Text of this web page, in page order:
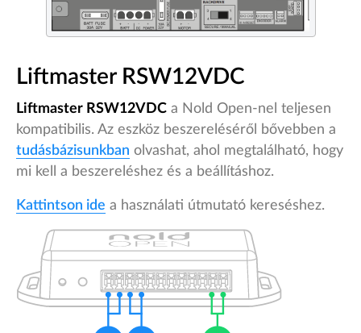
Liftmaster RSW12VDC
Liftmaster RSW12VDC a Nold Open-nel teljesen
kompatibilis. Az eszköz beszereléséről bővebben a
tudásbázisunkban olvashat, ahol megtalálható, hogy
mi kell a beszereléshez és a beállításhoz.
Kattintson ide a használati útmutató kereséshez.